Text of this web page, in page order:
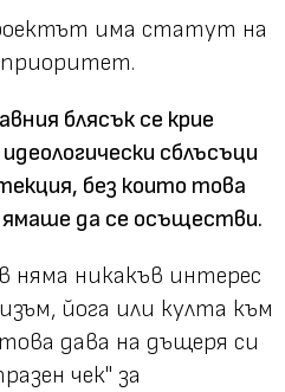
има статут на
приоритет.
блясък се крие
сблъсъци
без които това
да се осъществи.
няма никакъв интерес
йога или култа към
дава на дъщеря си
чек" за